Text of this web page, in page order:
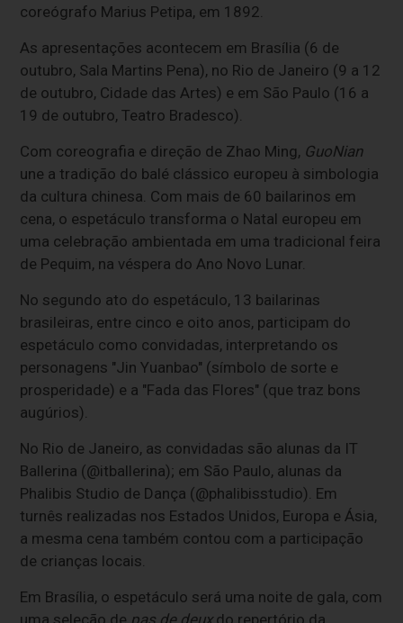
coreógrafo Marius Petipa, em 1892.
As apresentações acontecem em Brasília (6 de
outubro, Sala Martins Pena), no Rio de Janeiro (9 a 12
de outubro, Cidade das Artes) e em São Paulo (16 a
19 de outubro, Teatro Bradesco).
Com coreografia e direção de Zhao Ming, GuoNian
une a tradição do balé clássico europeu à simbologia
da cultura chinesa. Com mais de 60 bailarinos em
cena, o espetáculo transforma o Natal europeu em
uma celebração ambientada em uma tradicional feira
de Pequim, na véspera do Ano Novo Lunar.
No segundo ato do espetáculo, 13 bailarinas
brasileiras, entre cinco e oito anos, participam do
espetáculo como convidadas, interpretando os
personagens "Jin Yuanbao" (símbolo de sorte e
prosperidade) e a "Fada das Flores" (que traz bons
augúrios).
No Rio de Janeiro, as convidadas são alunas da IT
Ballerina (@itballerina); em São Paulo, alunas da
Phalibis Studio de Dança (@phalibisstudio). Em
turnês realizadas nos Estados Unidos, Europa e Ásia,
a mesma cena também contou com a participação
de crianças locais.
Em Brasília, o espetáculo será uma noite de gala, com